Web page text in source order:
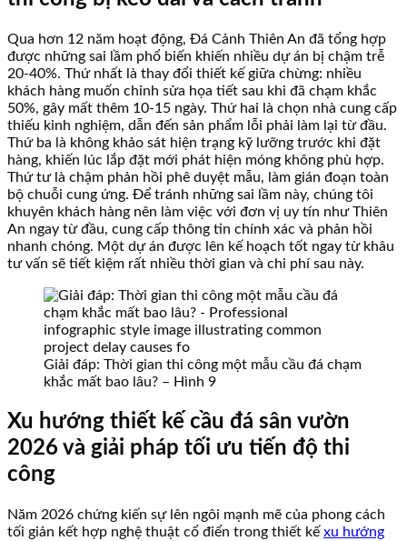
Qua hơn 12 năm hoạt động, Đá Cảnh Thiên An đã tổng hợp
được những sai lầm phổ biến khiến nhiều dự án bị chậm trễ
20-40%. Thứ nhất là thay đổi thiết kế giữa chừng: nhiều
khách hàng muốn chỉnh sửa họa tiết sau khi đã chạm khắc
50%, gây mất thêm 10-15 ngày. Thứ hai là chọn nhà cung cấp
thiếu kinh nghiệm, dẫn đến sản phẩm lỗi phải làm lại từ đầu.
Thứ ba là không khảo sát hiện trạng kỹ lưỡng trước khi đặt
hàng, khiến lúc lắp đặt mới phát hiện móng không phù hợp.
Thứ tư là chậm phản hồi phê duyệt mẫu, làm gián đoạn toàn
bộ chuỗi cung ứng. Để tránh những sai lầm này, chúng tôi
khuyên khách hàng nên làm việc với đơn vị uy tín như Thiên
An ngay từ đầu, cung cấp thông tin chính xác và phản hồi
nhanh chóng. Một dự án được lên kế hoạch tốt ngay từ khâu
tư vấn sẽ tiết kiệm rất nhiều thời gian và chi phí sau này.
Giải đáp: Thời gian thi công một mẫu cầu đá chạm
khắc mất bao lâu? – Hình 9
Xu hướng thiết kế cầu đá sân vườn
2026 và giải pháp tối ưu tiến độ thi
công
Năm 2026 chứng kiến sự lên ngôi mạnh mẽ của phong cách
tối giản kết hợp nghệ thuật cổ điển trong thiết kế xu hướng